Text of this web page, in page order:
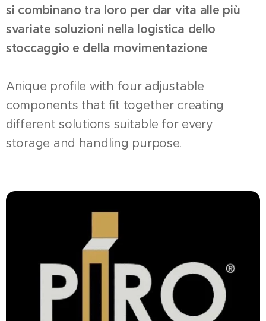
si combinano tra loro per dar vita alle più
svariate soluzioni nella logistica dello
stoccaggio e della movimentazione
Anique profile with four adjustable
components that fit together creating
different solutions suitable for every
storage and handling purpose.